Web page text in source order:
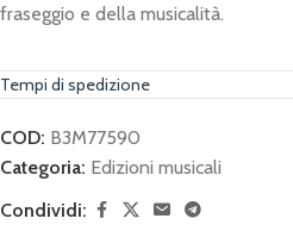
fraseggio e della musicalità.
Tempi di spedizione
COD: B3M77590
Categoria: Edizioni musicali
Condividi: